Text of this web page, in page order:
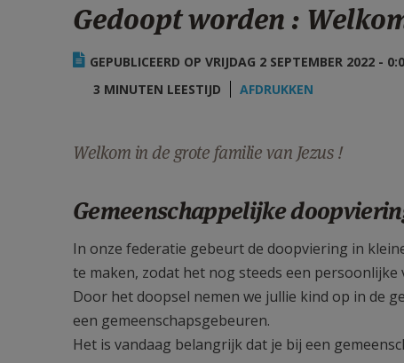
Gedoopt worden :
GEPUBLICEERD OP VRIJDAG 2 SEPTEMBER 2022 -
3 MINUTEN LEESTIJD
AFDRUKKEN
Welkom in de grote familie van Jezus !
Gemeenschappelijke
In onze federatie gebeurt de doopviering in
te maken, zodat het nog steeds een persoonlijke
Door het doopsel nemen we jullie kind op in de
een gemeenschapsgebeuren.
Het is vandaag belangrijk dat je bij een